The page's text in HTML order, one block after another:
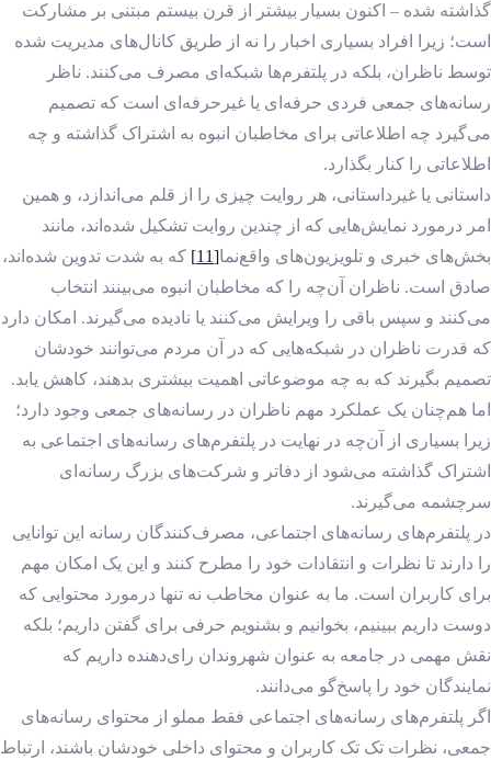
گذاشته شده – اکنون بسیار بیشتر از قرن بیستم مبتنی بر مشارکت
است؛ زیرا افراد بسیاری اخبار را نه از طریق کانال‌های مدیریت شده
توسط ناظران، بلکه در پلتفرم‌ها شبکه‌ای مصرف می‌کنند. ناظر
رسانه‌های جمعی فردی حرفه‌ای یا غیرحرفه‌ای است که تصمیم
می‌گیرد چه اطلاعاتی برای مخاطبان انبوه به اشتراک گذاشته و چه
اطلاعاتی را کنار بگذارد.
داستانی یا غیرداستانی، هر روایت چیزی را از قلم می‌اندازد، و همین
امر درمورد نمایش‌هایی که از چندین روایت تشکیل شده‌اند، مانند
بخش‌های خبری و تلویزیون‌های واقع‌نما[11]
که به شدت تدوین شده‌اند،
صادق است. ناظران آن‌چه را که مخاطبان انبوه می‌بینند انتخاب
می‌کنند و سپس باقی را ویرایش می‌کنند یا نادیده می‌گیرند. امکان دارد
که قدرت ناظران در شبکه‌هایی که در آن مردم می‌توانند خودشان
تصمیم بگیرند که به چه موضوعاتی اهمیت بیشتری بدهند، کاهش یابد.
اما هم‌چنان یک عملکرد مهم ناظران در رسانه‌های جمعی وجود دارد؛
زیرا بسیاری از آن‌چه در نهایت در پلتفرم‌های رسانه‌های اجتماعی به
اشتراک گذاشته می‌شود از دفاتر و شرکت‌های بزرگ رسانه‌ای
سرچشمه می‌گیرند.
در پلتفرم‌های رسانه‌های اجتماعی، مصرف‌کنندگان رسانه این توانایی
را دارند تا نظرات و انتقادات خود را مطرح کنند و این یک امکان مهم
برای کاربران است. ما به عنوان مخاطب نه تنها درمورد محتوایی که
دوست داریم ببینیم، بخوانیم و بشنویم حرفی برای گفتن داریم؛ بلکه
نقش مهمی در جامعه به عنوان شهروندان رای‌دهنده داریم که
نمایندگان خود را پاسخ‌گو می‌دانند.
اگر پلتفرم‌های رسانه‌های اجتماعی فقط مملو از محتوای رسانه‌های
جمعی، نظرات تک تک کاربران و محتوای داخلی خودشان باشند، ارتباط